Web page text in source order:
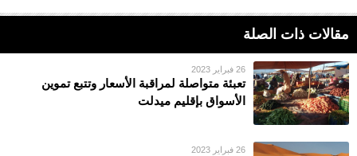
مقالات ذات الصلة
26 فبراير 2023
تعبئة متواصلة لمراقبة الأسعار وتتبع تموين
الأسواق بإقليم ميدلت
26 فبراير 2023